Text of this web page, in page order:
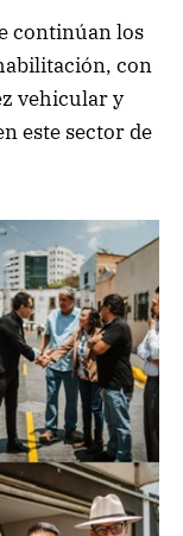
continúan los
con
vehicular y
este sector de